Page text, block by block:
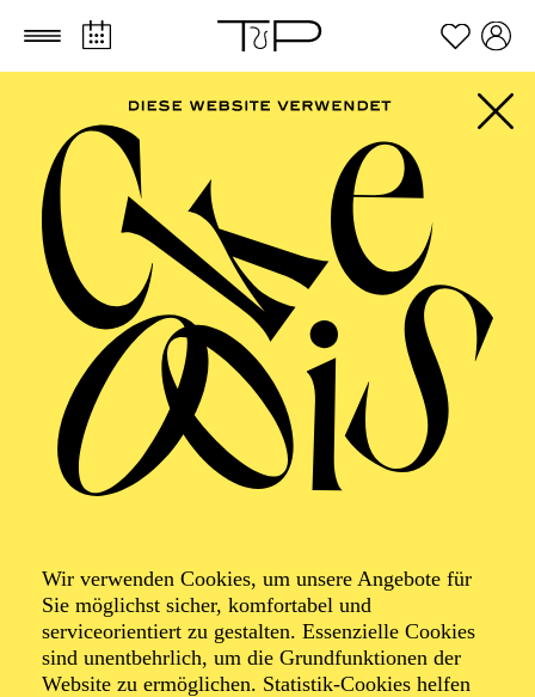
Zum Hauptinhalt springen Zum Footer springen
Wir verwenden Cookies, um unsere Angebote für
Sie möglichst sicher, komfortabel und
serviceorientiert zu gestalten. Essenzielle Cookies
sind unentbehrlich, um die Grundfunktionen der
Website zu ermöglichen. Statistik-Cookies helfen
AALTO BALLETT
Master Class
Balletttraining für Fortgeschrittene mit
Armen Hakobyan